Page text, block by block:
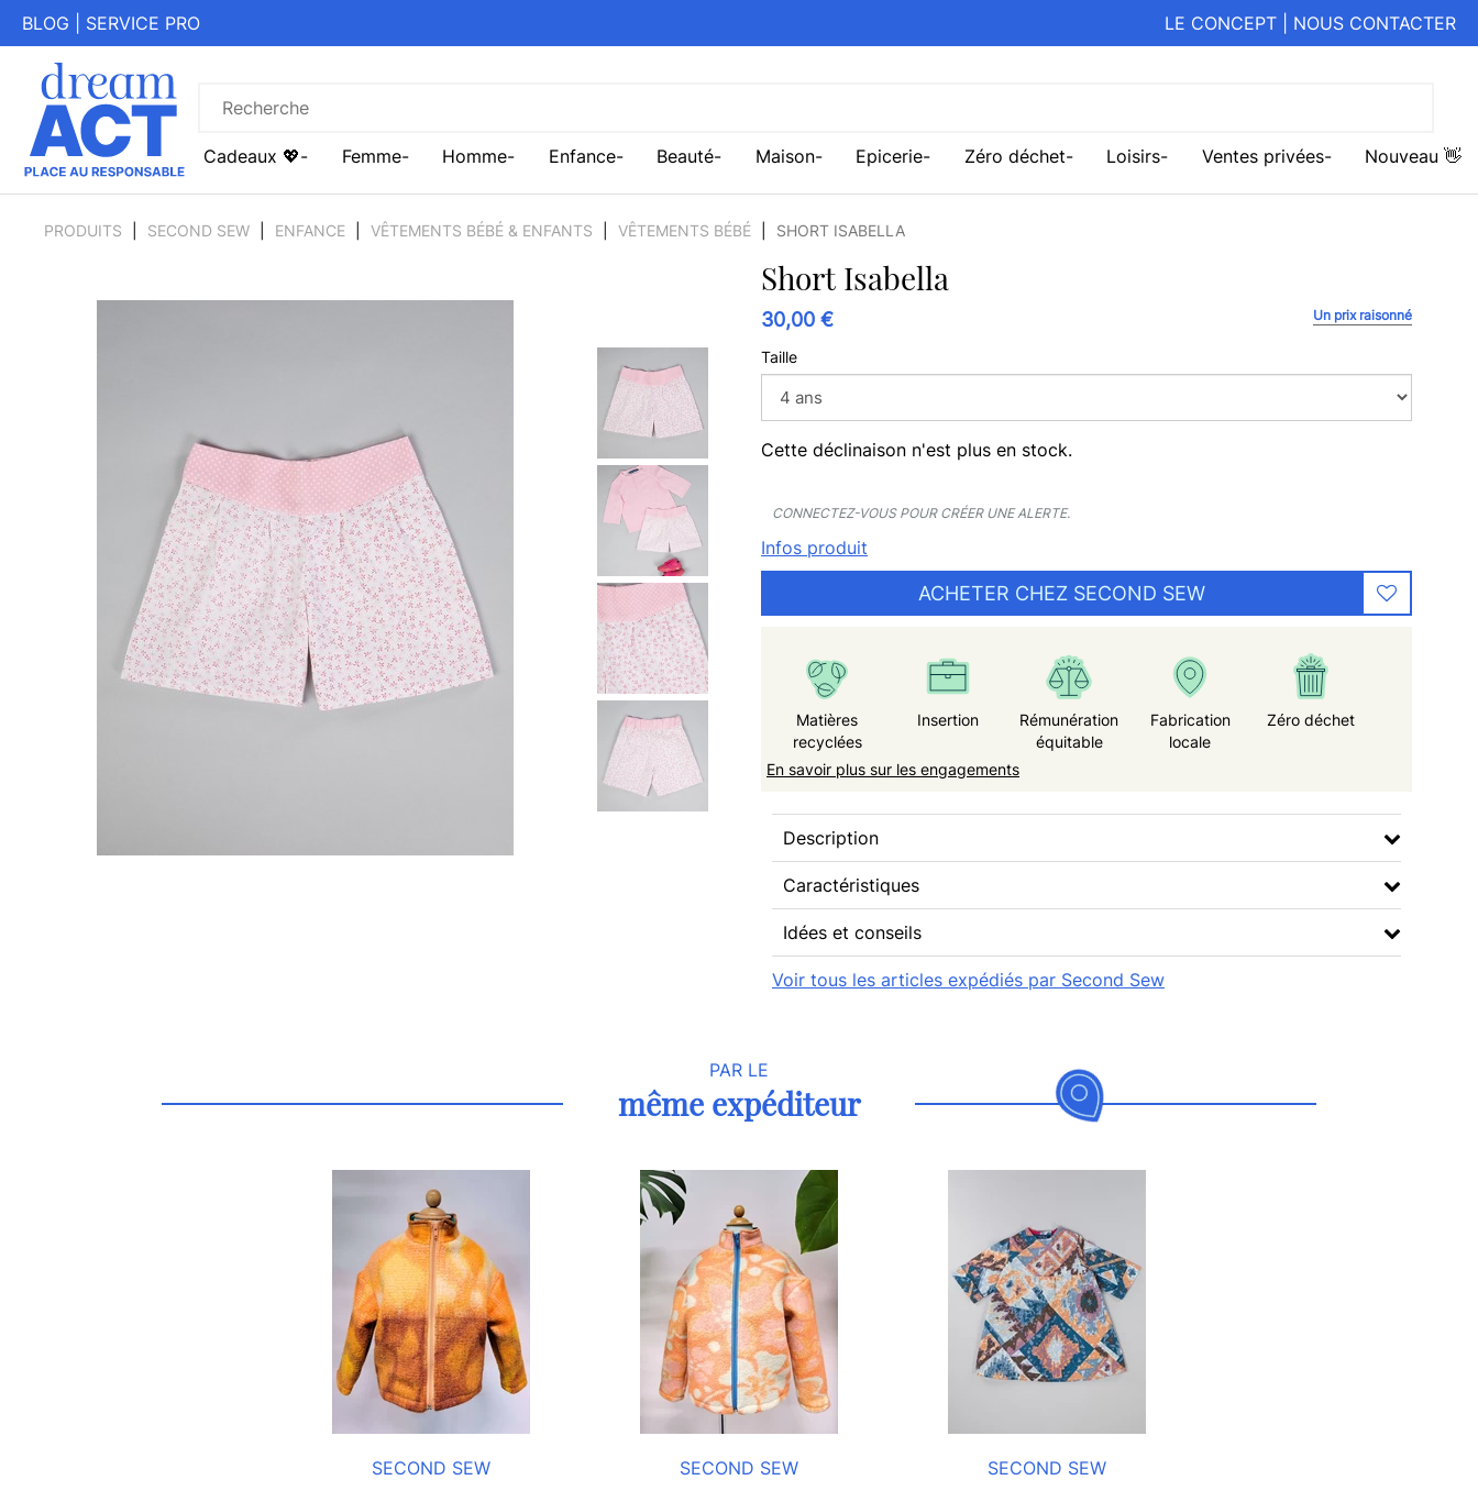
BLOG SERVICE PRO LE CONCEPT NOUS CONTACTER
Cadeaux 💖 Femme Homme Enfance Beauté Maison Epicerie Zéro déchet Loisirs Ventes privées Nouveau 👋
PRODUITS SECOND SEW ENFANCE VÊTEMENTS BÉBÉ & ENFANTS VÊTEMENTS BÉBÉ SHORT ISABELLA
Short Isabella
30,00 € Un prix raisonné
Taille
Cette déclinaison n'est plus en stock.
CONNECTEZ-VOUS POUR CRÉER UNE ALERTE.
Infos produit
ACHETER CHEZ SECOND SEW
Matières
recyclées
Insertion
Rémunération
équitable
Fabrication
locale
Zéro déchet
En savoir plus sur les engagements
Description
Caractéristiques
Idées et conseils
Voir tous les articles expédiés par Second Sew
PAR LE
même expéditeur
SECOND SEW
SECOND SEW
SECOND SEW